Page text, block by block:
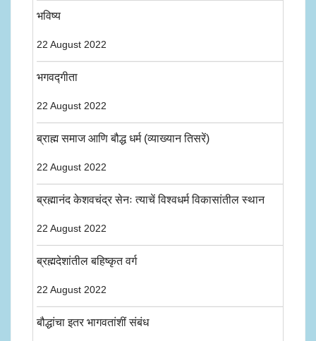
भविष्य
22 August 2022
भगवद्गीता
22 August 2022
ब्राह्म समाज आणि बौद्ध धर्म (व्याख्यान तिसरें)
22 August 2022
ब्रह्मानंद केशवचंद्र सेनः त्याचें विश्वधर्म विकासांतील स्थान
22 August 2022
ब्रह्मदेशांतील बहिष्कृत वर्ग
22 August 2022
बौद्धांचा इतर भागवतांशीं संबंध